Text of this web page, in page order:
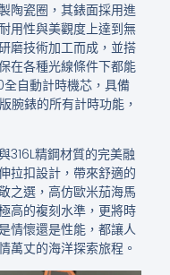
陶瓷圈，其錶面採用進
用性與美觀度上達到無
磨技術加工而成，並搭
在各種光線條件下都能
自動計時機芯，具備
腕錶的所有計時功能，
316L精鋼材質的完美融
拉扣設計，帶來舒適的
之選，高仿歐米茄海馬
高的複刻水準，更將時
情懷還是性能，都讓人
萬丈的海洋探索旅程。